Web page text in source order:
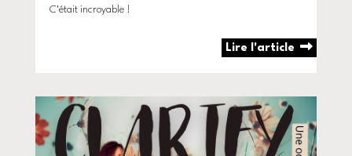
C'était incroyable !
Lire l'article